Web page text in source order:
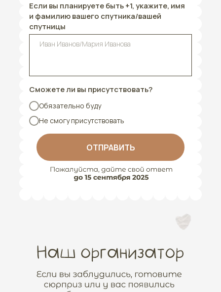
Если вы планируете быть +1, укажите, имя
и фамилию вашего спутника/вашей
спутницы
Сможете ли вы присутствовать?
Обязательно буду
Не смогу присутствовать
ОТПРАВИТЬ